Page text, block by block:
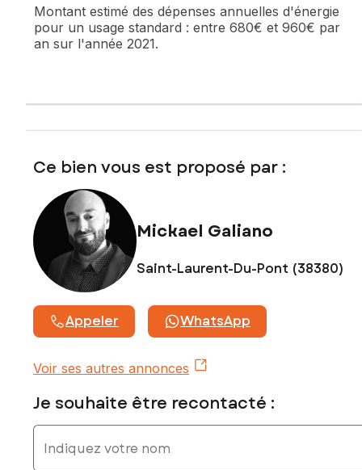
Atout investisseur :
Bien vendu avec locataire en place.
Points forts :
Cave
Un bien idéal pour un investissement sécurisé ou un projet
patrimonial.
Contactez-moi pour plus d’informations et organiser une
visite.
exposé sont disponibles sur le site Géorisques :
www.georisques.gouv.fr
Prix de vente : 120 000 €
0699432105, E-mail : mickael.galiano@safti.fr - EI - Agent
commercial immatriculé au RSAC de Grenoble sous le
Montant estimé des dépenses annuelles d'énergie
pour un usage standard : entre 680€ et 960€ par
an sur l'année 2021.
Ce bien vous est proposé par :
Mickael Galiano
Saint-Laurent-Du-Pont (38380)
Appeler WhatsApp
Voir ses autres annonces
Je souhaite être recontacté :
Indiquez votre nom